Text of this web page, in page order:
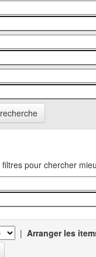
pour chercher
| Arranger les